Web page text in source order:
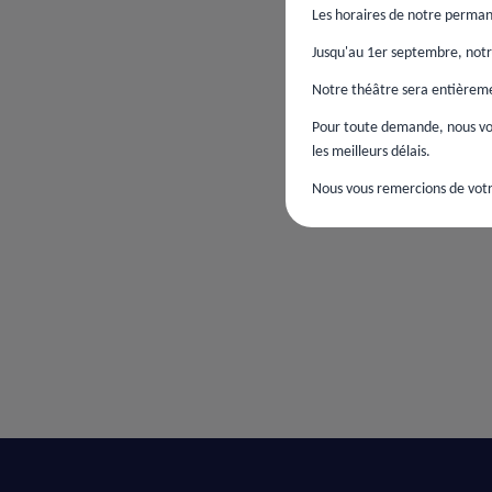
Les horaires de notre
Jusqu'au 1er septembre,
Notre théâtre sera
Pour toute demande, nous
les meilleurs délais.
Nous vous remercions de